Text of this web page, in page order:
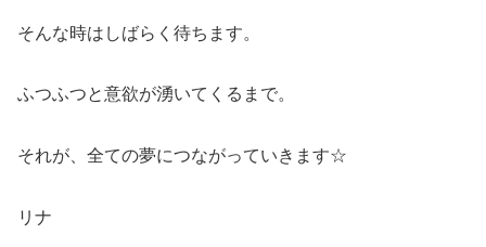
そんな時はしばらく待ちます。
ふつふつと意欲が湧いてくるまで。
それが、全ての夢につながっていきます☆
リナ